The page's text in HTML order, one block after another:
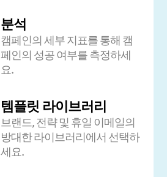
분석
캠페인의 세부 지표를 통해 캠
페인의 성공 여부를 측정하세
요.
템플릿 라이브러리
브랜드, 전략 및 휴일 이메일의
방대한 라이브러리에서 선택하
세요.